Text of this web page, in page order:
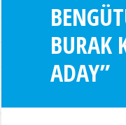
BURAK
ADAY”